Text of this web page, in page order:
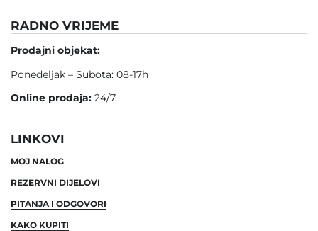
RADNO VRIJEME
Prodajni objekat:
Ponedeljak – Subota: 08-17h
Online prodaja: 24/7
LINKOVI
MOJ NALOG
REZERVNI DIJELOVI
PITANJA I ODGOVORI
KAKO KUPITI